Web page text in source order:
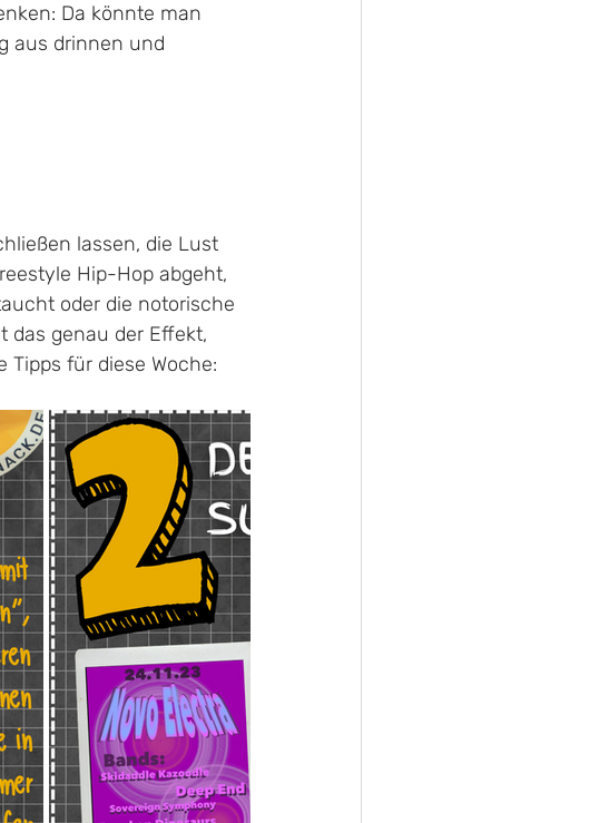
Da könnte man
aus drinnen und
lassen, die Lust
Hip-Hop abgeht,
oder die notorische
das genau der Effekt,
für diese Woche: